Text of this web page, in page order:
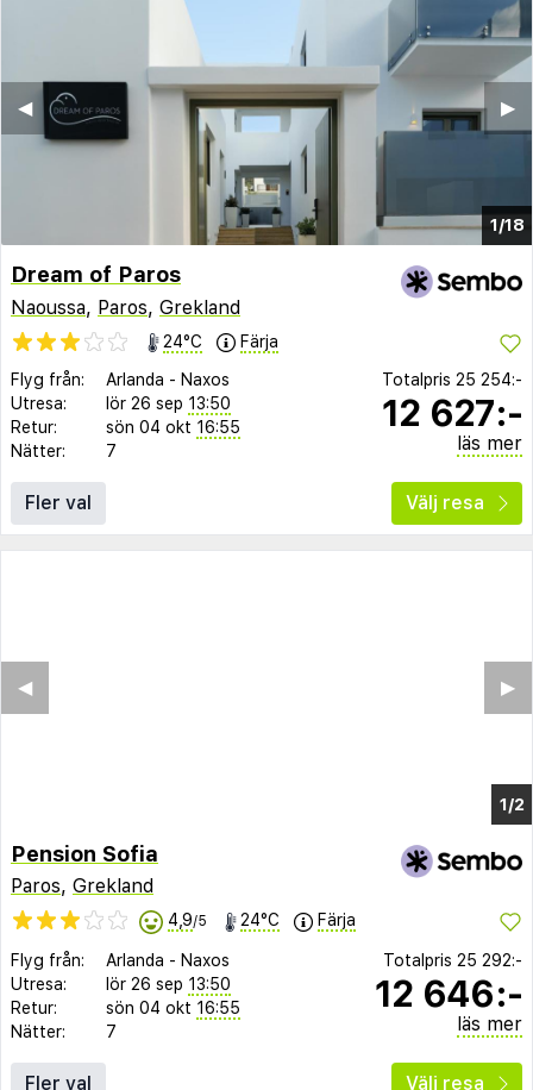
1/18
▶︎
◀︎
Dream of Paros
Naoussa, Paros, Grekland
24°C
Färja
Flyg från:
Arlanda - Naxos
Utresa:
lör 26 sep 13:50
Retur:
sön 04 okt 16:55
Nätter:
7
Totalpris 25 254:-
12 627:-
läs mer
Fler val Välj resa
Pension Sofia
Paros, Grekland
4,9/5 24°C Färja
Flyg från: Arlanda - Naxos
Utresa:
lör 26 sep 13:50
Retur:
sön 04 okt 16:55
Nätter:
7
Totalpris 25 292:-
12 646:-
läs mer
Fler val Välj resa